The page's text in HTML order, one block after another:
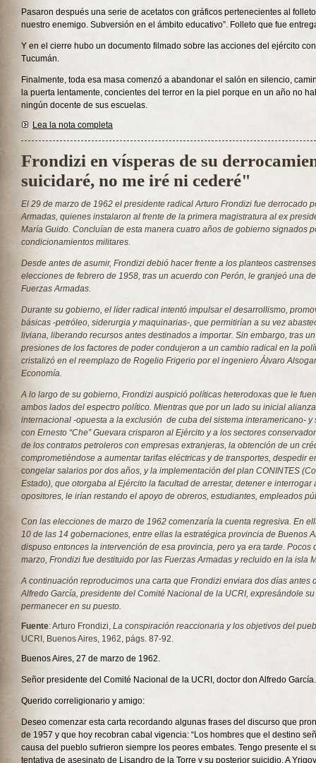
Pasaron después una serie de acetatos con gráficos pertenecientes al
nuestro enemigo. Subversión en el ámbito educativo”. Folleto que fue
Y en el cierre hubo un documento filmado sobre las acciones del ejército
Tucumán.
Finalmente, toda esa masa comenzó a abandonar el salón en silencio,
la puerta lentamente, concientes del terror en la piel porque en un año no
ningún docente de sus escuelas.
Lea la nota completa
Frondizi en vísperas de su
suicidaré, no me iré ni cederé"
El 29 de marzo de 1962 el presidente radical Arturo Frondizi fue derrocado
Armadas, quienes instalaron al frente de la primera magistratura al ex
María Guido. Concluían de esta manera cuatro años de gobierno signados
condicionamientos militares.
Desde antes de asumir, Frondizi debió hacer frente a los planteos
elecciones de febrero de 1958, tras un acuerdo con Perón, le granjeó una
Fuerzas Armadas.
Durante su gobierno, el líder radical intentó impulsar el desarrollismo,
básicas -petróleo, siderurgia y maquinarias-, que permitirían a su vez
liviana, liberando recursos antes destinados a importar. Sin embargo, tras
presiones de los factores de poder condujeron a un cambio radical en la
cristalizó en el reemplazo de Rogelio Frigerio por el ingeniero Álvaro
Economía.
A lo largo de su gobierno, Frondizi auspició políticas heterodoxas que le
ambos lados del espectro político. Mientras que por un lado su inicial
internacional -opuesta a la exclusión de cuba del sistema interamericano- y
con Ernesto “Che” Guevara crisparon al Ejército y a los sectores
de los contratos petroleros con empresas extranjeras, la obtención de un
comprometiéndose a aumentar tarifas eléctricas y de transportes, despedir
congelar salarios por dos años, y la implementación del plan CONINTES
Estado), que otorgaba al Ejército la facultad de arrestar, detener e interrogar
opositores, le irían restando el apoyo de obreros, estudiantes, empleados
Con las elecciones de marzo de 1962 comenzaría la cuenta regresiva. En
10 de las 14 gobernaciones, entre ellas la estratégica provincia de Buenos
dispuso entonces la intervención de esa provincia, pero ya era tarde. Pocos
marzo, Frondizi fue destituido por las Fuerzas Armadas y recluido en la isla
A continuación reproducimos una carta que Frondizi enviara dos días antes
Alfredo García, presidente del Comité Nacional de la UCRI, expresándole
permanecer en su puesto.
Fuente: Arturo Frondizi, La conspiración reaccionaria y los objetivos del
UCRI, Buenos Aires, 1962, págs. 87-92.
Buenos Aires, 27 de marzo de 1962.
Señor presidente del Comité Nacional de la UCRI, doctor don Alfredo García.
Querido correligionario y amigo:
Deseo comenzar esta carta recordando algunas frases del discurso que
de 1957 y que hoy recobran cabal vigencia: “Los hombres que el destino
causa del pueblo sufrieron siempre los peores embates. Tengo presente el
tentativa de asesinato de Lisandro de la Torre y su posterior suicidio. A